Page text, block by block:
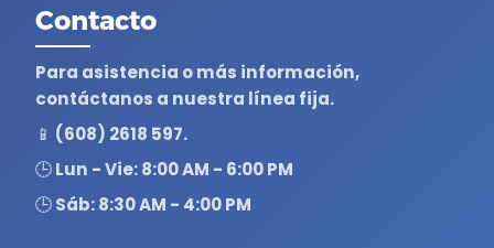
Contacto
Para asistencia o más información,
contáctanos a nuestra línea fija.
📱 (608) 2618 597.
🕒 Lun - Vie: 8:00 AM - 6:00 PM
🕒 Sáb: 8:30 AM - 4:00 PM